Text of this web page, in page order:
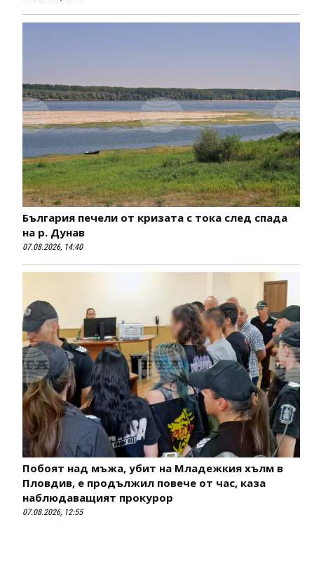
България печели от кризата с тока след спада
на р. Дунав
07.08.2026, 14:40
Побоят над мъжа, убит на Младежкия хълм в
Пловдив, е продължил повече от час, каза
наблюдаващият прокурор
07.08.2026, 12:55